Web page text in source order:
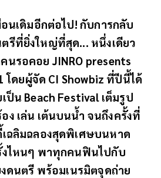
อนเดิมอีกต่อไป! กับการกลับ
รีที่ยิ่งใหญ่ที่สุด... หนึ่งเดียว
นรอคอย JINRO presents
โดยผู้จัด CI Showbiz ที่ปีนี้ได้
ป็น Beach Festival เต็มรูป
เล่น เต้นบนน้ำ จนถึงครั้งที่
ฉลิมฉลองสุดพิเศษบนหาด
งไหนๆ พาทุกคนฟินไปกับ
งดนตรี พร้อมเนรมิตจุดถ่าย